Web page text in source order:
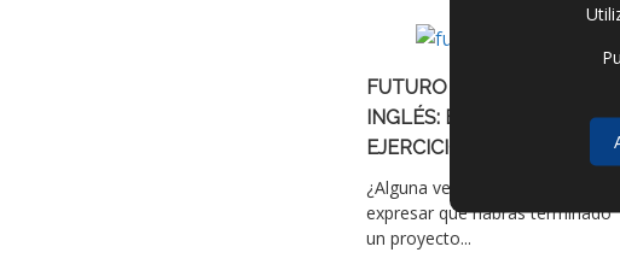
FUTURO PERFECTO EN
INGLÉS: EXPLICACIÓN Y
EJERCICIOS
¿Alguna vez has querido
expresar que habrás terminado
un proyecto...